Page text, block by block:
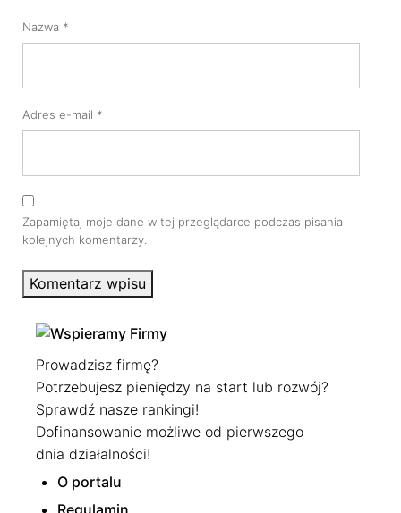
Nazwa *
Adres e-mail *
Zapamiętaj moje dane w tej przeglądarce podczas pisania
kolejnych komentarzy.
Komentarz wpisu
Prowadzisz firmę?
Potrzebujesz pieniędzy na start lub rozwój?
Sprawdź nasze rankingi!
Dofinansowanie możliwe od pierwszego
dnia działalności!
O portalu
Regulamin